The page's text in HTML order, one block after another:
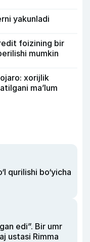
yakunladi
foizining bir
mumkin
xorijlik
ma’lum
qurilishi bo‘yicha
edi”. Bir umr
ustasi Rimma